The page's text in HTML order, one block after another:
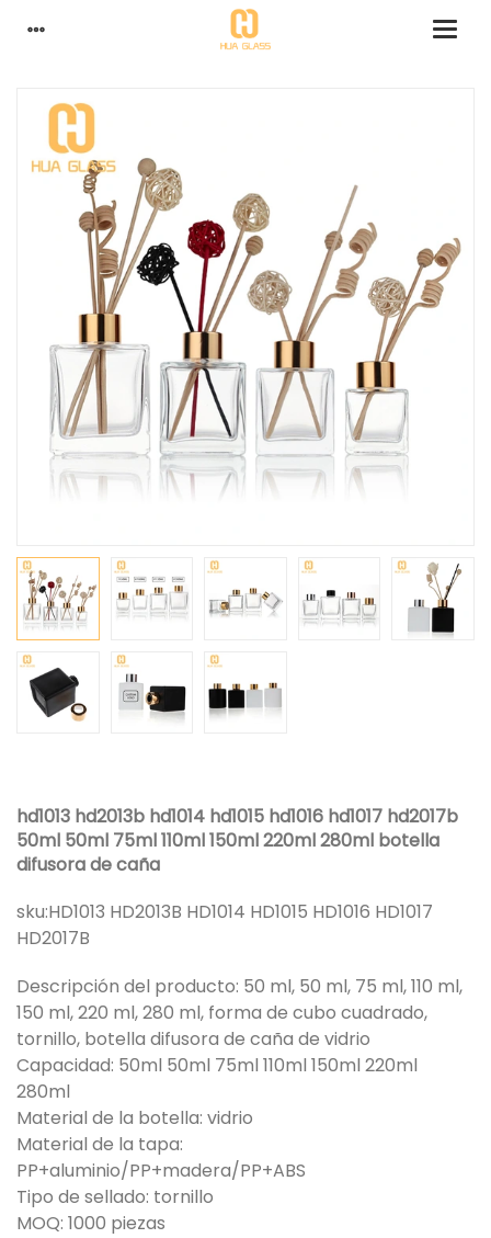
hd1013 hd2013b hd1014 hd1015 hd1016 hd1017 hd2017b
50ml 50ml 75ml 110ml 150ml 220ml 280ml botella
difusora de caña
sku:HD1013 HD2013B HD1014 HD1015 HD1016 HD1017
HD2017B
Descripción del producto: 50 ml, 50 ml, 75 ml, 110 ml,
150 ml, 220 ml, 280 ml, forma de cubo cuadrado,
tornillo, botella difusora de caña de vidrio
Capacidad: 50ml 50ml 75ml 110ml 150ml 220ml
280ml
Material de la botella: vidrio
Material de la tapa:
PP+aluminio/PP+madera/PP+ABS
Tipo de sellado: tornillo
MOQ: 1000 piezas